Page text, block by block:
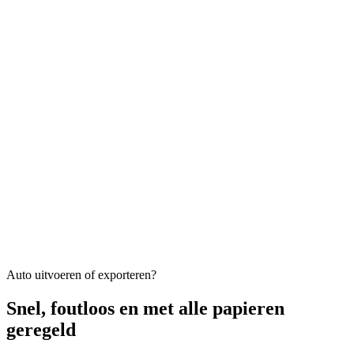
Auto uitvoeren of exporteren?
Snel, foutloos en met alle papieren
geregeld